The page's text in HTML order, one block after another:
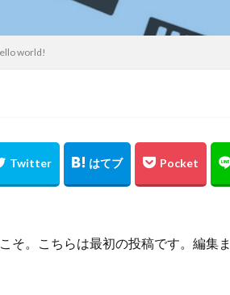
world!
そ。こちらは最初の投稿です。編集